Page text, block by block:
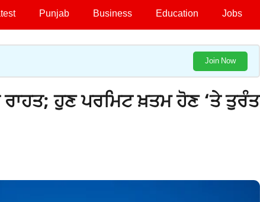
Punjab Business Education Jobs
Join Now
ਹੁਣ ਪਰਮਿਟ ਖ਼ਤਮ ਹੋਣ ‘ਤੇ ਤੁਰੰਤ